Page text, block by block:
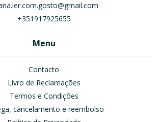
+351917925655
Menu
Contacto
Livro de Reclamações
Termos e Condições
cancelamento e reembolso